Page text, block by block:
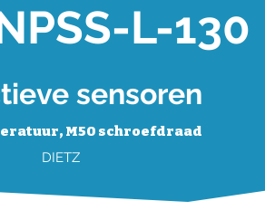
sensoren
M50 schroefdraad
DIETZ
L-130